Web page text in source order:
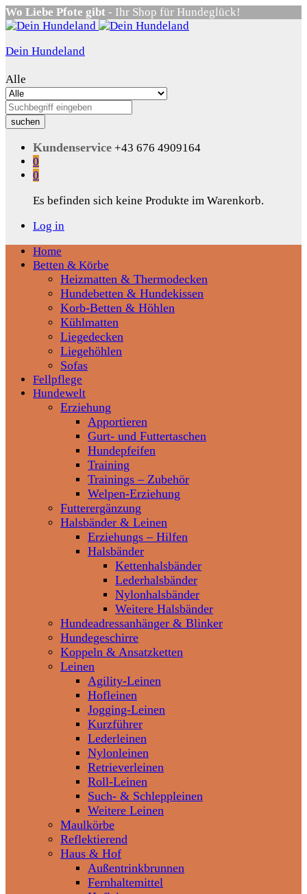
Wo Liebe Pfote gibt - Ihr Shop für Hundeglück!
Dein Hundeland
Alle
suchen
Kundenservice +43 676 4909164
0
0
Es befinden sich keine Produkte im Warenkorb.
Log in
Home
Betten & Körbe
Heizmatten & Thermodecken
Hundebetten & Hundekissen
Korb-Betten & Höhlen
Kühlmatten
Liegedecken
Liegehöhlen
Sofas
Fellpflege
Hundewelt
Erziehung
Apportieren
Gurt- und Futtertaschen
Hundepfeifen
Training
Trainings – Zubehör
Welpen-Erziehung
Futterergänzung
Halsbänder & Leinen
Erziehungs – Hilfen
Halsbänder
Kettenhalsbänder
Lederhalsbänder
Nylonhalsbänder
Weitere Halsbänder
Hundeadressanhänger & Blinker
Hundegeschirre
Koppeln & Ansatzketten
Leinen
Agility-Leinen
Hofleinen
Jogging-Leinen
Kurzführer
Lederleinen
Nylonleinen
Retrieverleinen
Roll-Leinen
Such- & Schleppleinen
Weitere Leinen
Maulkörbe
Reflektierend
Haus & Hof
Außentrinkbrunnen
Fernhaltemittel